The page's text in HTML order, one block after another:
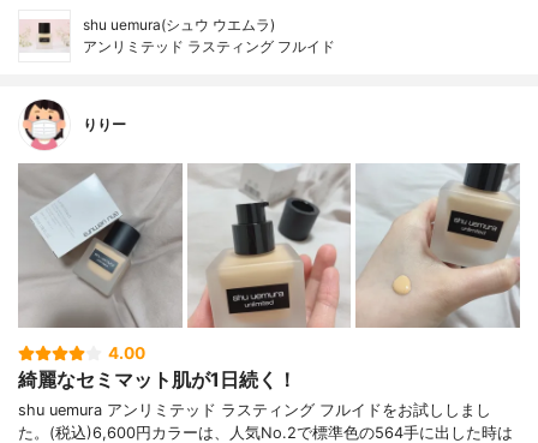
shu uemura(シュウ ウエムラ)
アンリミテッド ラスティング フルイド
りりー
4.00
綺麗なセミマット肌が1日続く！
shu uemura アンリミテッド ラスティング フルイドをお試ししまし
た。(税込)6,600円カラーは、人気No.2で標準色の564手に出した時は